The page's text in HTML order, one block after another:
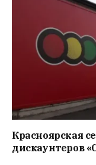
Красноярская
дискаунтеров